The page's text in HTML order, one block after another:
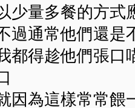
少量多餐的方式
過通常他們還是
都得趁他們張口
因為這樣常常餵